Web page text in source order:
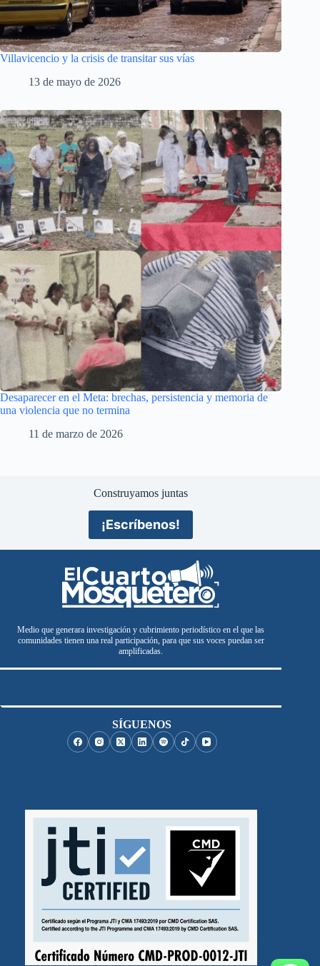
Villavicencio y la crisis de transitar sus vías
13 de mayo de 2026
Desaparecer en el Meta: brechas, persistencia y memoria de
una violencia que no termina
11 de marzo de 2026
Construyamos juntas
¡Escríbenos!
Medio que generara investigación y cubrimiento periodístico en el que las
comunidades tienen una real participación, para que sus voces puedan ser
amplificadas.
SÍGUENOS